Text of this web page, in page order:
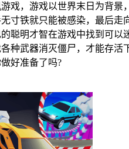
戏，游戏以世界末日为背景
寸铁就只能被感染，最后走
聪明才智在游戏中找到可以
种武器消灭僵尸，才能存活
好准备了吗?